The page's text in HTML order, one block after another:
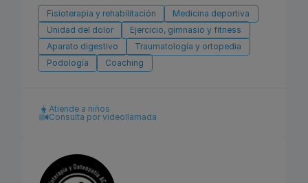
Fisioterapia y rehabilitación
Medicina deportiva
Unidad del dolor
Ejercicio, gimnasio y fitness
Aparato digestivo
Traumatología y ortopedia
Podología
Coaching
Atiende a niños
Consulta por videollamada